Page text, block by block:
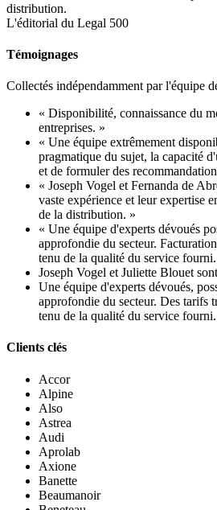
distribution.
L'éditorial du Legal 500
Témoignages
Collectés indépendamment par l'équipe
« Disponibilité, connaissance du
entreprises. »
« Une équipe extrêmement
pragmatique du sujet, la capacité
et de formuler des
« Joseph Vogel et Fernanda de
vaste expérience et leur expertise
de la distribution. »
« Une équipe d'experts dévoués
approfondie du secteur.
tenu de la qualité du service
Joseph Vogel et Juliette Blouet
Une équipe d'experts dévoués,
approfondie du secteur. Des tarifs
tenu de la qualité du service fourni.
Clients clés
Accor
Alpine
Also
Astrea
Audi
Aprolab
Axione
Banette
Beaumanoir